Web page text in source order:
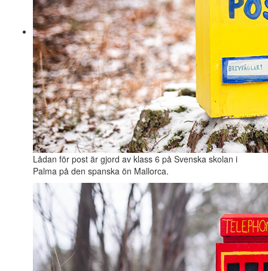
Lådan för post är gjord av klass 6 på Svenska skolan i
Palma på den spanska ön Mallorca.